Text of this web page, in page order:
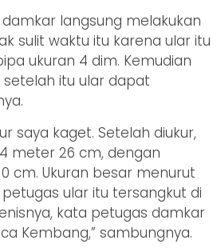
langsung melakukan
sulit waktu itu karena ular itu
ukuran 4 dim. Kemudian
itu ular dapat
saya kaget. Setelah diukur,
meter 26 cm, dengan
cm. Ukuran besar menurut
ular itu tersangkut di
kata petugas damkar
Kembang,” sambungnya.